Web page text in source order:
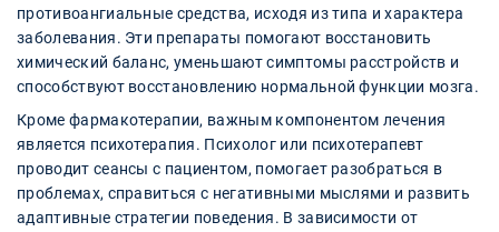
противоангиальные средства, исходя из типа и характера
заболевания. Эти препараты помогают восстановить
химический баланс, уменьшают симптомы расстройств и
способствуют восстановлению нормальной функции мозга.
Кроме фармакотерапии, важным компонентом лечения
является психотерапия. Психолог или психотерапевт
проводит сеансы с пациентом, помогает разобраться в
проблемах, справиться с негативными мыслями и развить
адаптивные стратегии поведения. В зависимости от